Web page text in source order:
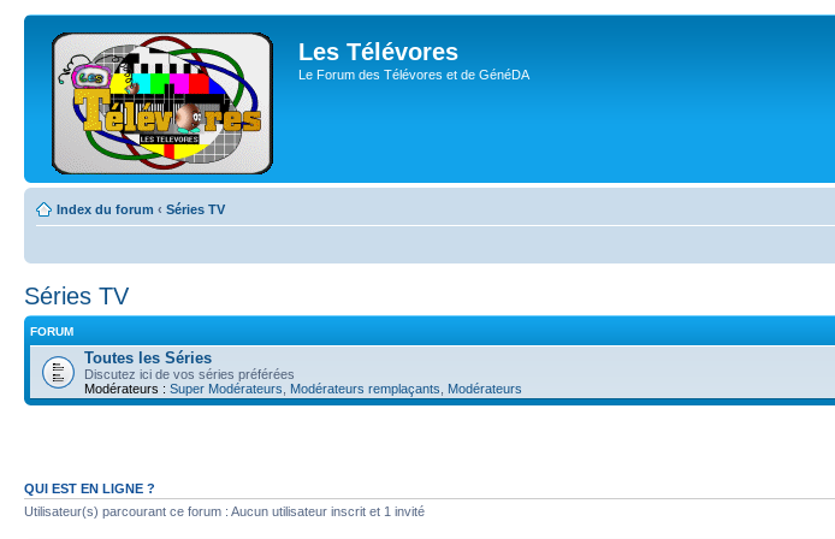
Les Télévores
Le Forum des Télévores et de GénéDA
Index du forum ‹ Séries TV
Séries TV
FORUM
Toutes les Séries
Discutez ici de vos séries préférées
Modérateurs : Super Modérateurs Modérateurs remplaçants Modérateurs
QUI EST EN LIGNE ?
Utilisateur(s) parcourant ce forum : Aucun utilisateur inscrit et 1 invité